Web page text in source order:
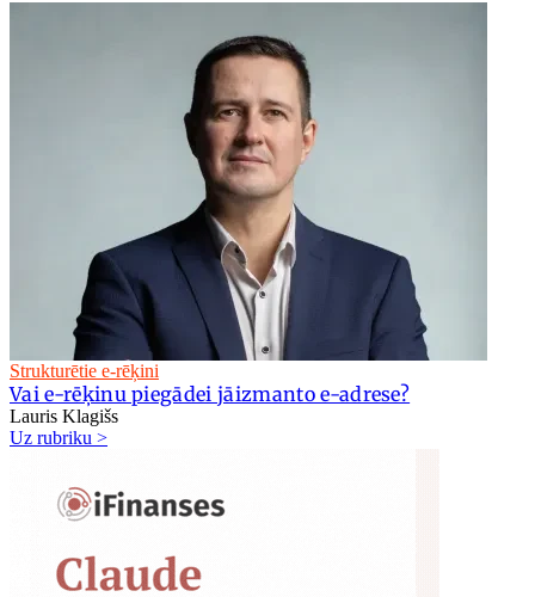
Strukturētie e-rēķini
Vai e-rēķinu piegādei jāizmanto e-adrese?
Lauris Klagišs
Uz rubriku >